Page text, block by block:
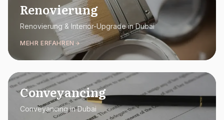
Renovierung
Renovierung & Interior-Upgrade in Dubai
MEHR ERFAHREN
Conveyancing
Conveyancing in Dubai